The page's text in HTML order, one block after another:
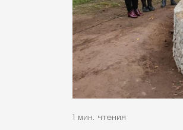
1 мин. чтения